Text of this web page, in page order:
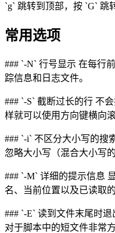
`g` 跳转到顶部，按 `G` 跳
常用选项
### `-N` 行号显示 在每
踪信息和日志文件。
### `-S` 截断过长的行 不
样就可以使用方向键横向滚
### `-i` 不区分大小写的搜
忽略大小写（混合大小写
### `-M` 详细的提示信息
名、当前位置以及已读取的
### `-E` 读到文件末尾时
对于脚本中的短文件非常方